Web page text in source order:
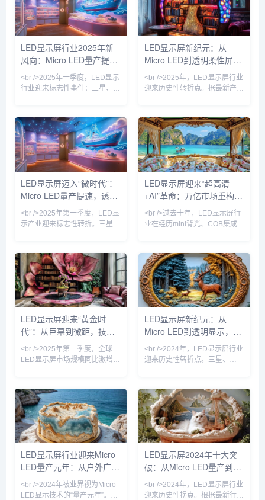
Micro LED产品增速高达45%，
成为拉动市场增长的核心引擎。
在政策端，“新基建”与“百城千
屏”项目持续落地，户外超高清
显示需求激增；在技术端，
Mini/Micro LED芯片制造工艺良
星、LG及国内头部厂商京东
方、利亚德相继发布消费级
Micro LED透明电视，像素间距
突破0.3mm，亮度达到
10000nits，在强光环境下依然
保持高对比度。与此同时，
速渗透
LED显示屏行业2025年新
风向：Micro LED量产提
速，透明屏引爆户外广告革
命
<br />2025年一季度，LED显示
行业迎来标志性事件：三星、
95%，成本较两年前下降
60%。这意味着曾被视作“下一
代显示技术”的Micro LED，正式
从实验室走向规模化商用。与传
统的LCD和OLED相比，Micro
LED在亮度、响应速度和寿命上
具有压倒性优势，尤其适合户外
强光环境下的超高清显示。业内
LED显示屏新纪元：从
Micro LED到透明柔性屏，
2025年技术革命如何重塑
视觉产业
<br />2025年，LED显示屏行业
迎来历史性转折点。据最新产业
99.9%，单颗成本下降40%，这
意味着困扰行业十年的“量产魔
咒”正式解除。与传统的LCD和
OLED相比，Micro LED在亮
度、寿命和响应速度上实现了数
量级提升，尤其是在户外强光环
境下，其20000尼特以上的峰值
亮度让画面依然清晰锐利。业内
LED显示屏迈入“微时代”：
Micro LED量产提速，透明
屏与虚拟拍摄引爆新场景
<br />2025年第一季度，LED显
示产业迎来标志性转折。三星、
片良率突破99.99%，巨量转移
效率提升至每小时200万颗。这
意味着困扰行业十年的“成本悬
崖”开始松动——以P0.4以下间
距产品为例，单位面积造价较去
年同期下降37%，首次低于同规
格OLED商用拼接屏。行业分析
师指出，Micro LED不再是“概念
LED显示屏迎来“超高清
+AI”革命：万亿市场重构进
行时
<br />过去十年，LED显示屏行
业在经历mini背光、COB集成封
星、索尼与国内京东方、利亚德
相继宣布Micro LED芯片良率突
破99.99%，像素点间距进入
P0.3以下微米级时代。这意味
着，LED显示屏首次能在保持无
缝拼接优势的同时，实现堪比
OLED的对比度与色彩表现，且
功耗降低40%以上。行业分析师
LED显示屏迎来“黄金时
代”：从巨幕到微距，技术
革命重塑视觉产业
<br />2025年第一季度，全球
LED显示屏市场规模同比激增
广告牌的全面升级与影视虚拟制
作棚的井喷式扩张。在纽约时代
广场，一块面积超过2000平方
米的裸眼3D LED屏刚刚刷新了
吉尼斯世界纪录；而在好莱坞，
超过60%的绿幕影棚已替换为
LED虚拟背景墙。业内分析师指
出，LED显示屏正从“显示工具”
面积产值较五年
LED显示屏新纪元：从
Micro LED到透明显示，
2024年技术革命如何重塑
视觉产业
<br />2024年，LED显示屏行业
迎来历史性转折点。三星、
关键节点，而苹果手表率先采用
Micro LED面板的消息更让整个
产业链沸腾。据《华尔街日报》
获得的供应链数据，Micro LED
芯片成本在过去12个月中下降
了42%，远超行业年初预测的
25%。这意味着，曾经被视为
“天价”的Micro LED电视，零售
LED显示屏行业迎来Micro
LED量产元年：从户外广告
到虚拟影棚的颠覆性变革
<br />2024年被业界视为Micro
LED显示技术的“量产元年”。最
LED显示屏2024年十大突
破：从Micro LED量产到AI
驱动数字户外广告的革命性
蜕变
<br />2024年，LED显示屏行业
迎来历史性拐点。根据最新行业